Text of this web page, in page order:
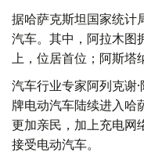
据哈萨克斯坦国家统计
汽车。其中，阿拉木图
上，位居首位；阿斯塔
汽车行业专家阿列克谢
牌电动汽车陆续进入哈
更加亲民，加上充电网
接受电动汽车。